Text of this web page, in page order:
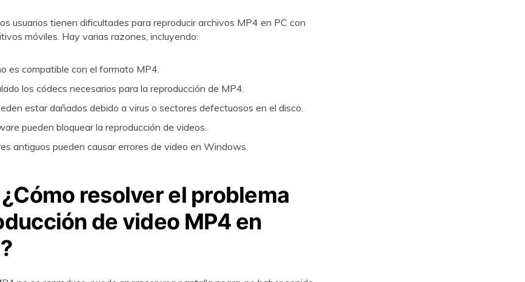
usuarios tienen dificultades para reproducir archivos MP4 en PC con
móviles. Hay varias razones, incluyendo:
es compatible con el formato MP4.
los códecs necesarios para la reproducción de MP4.
estar dañados debido a virus o sectores defectuosos en el disco.
pueden bloquear la reproducción de videos.
antiguos pueden causar errores de video en Windows.
resolver el problema
de video MP4 en